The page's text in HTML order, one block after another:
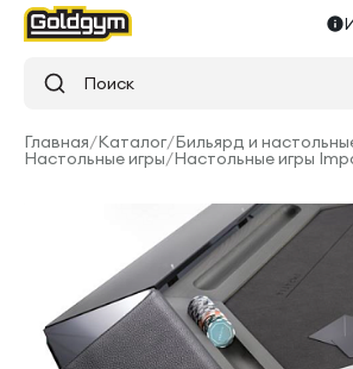
Поиск
Главная/Каталог/Бильярд и
Настольные игры/Настольные игры